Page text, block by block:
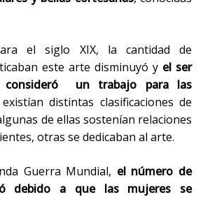
el siglo XIX, la cantidad de
este arte disminuyó y el ser
consideró un trabajo para las
distintas clasificaciones de
de ellas sostenían relaciones
otras se dedicaban al arte.
Guerra Mundial, el número de
debido a que las mujeres se